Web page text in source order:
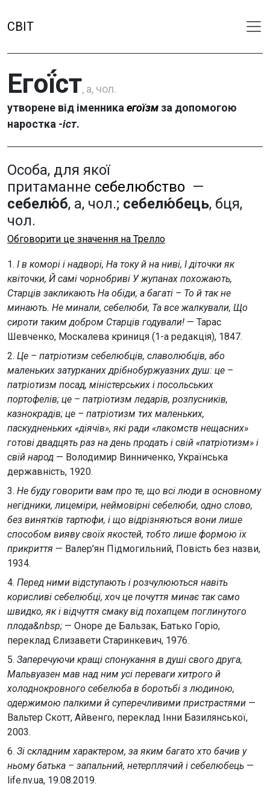
СВІТ
Егої́ст, а, чол.
утворене від іменника егоїзм за допомогою
наростка -іст.
Особа, для якої
притаманне себелюбство —
себелю́б, а, чол.; себелю́бець, бця,
чол.
Обговорити це значення на Трелло
1. І в коморі і надворі, На току й на ниві, І діточки як
квіточки, Й самі чорнобриві У жупанах похожають,
Старців закликають На обіди, а багаті – То й так не
минають. Не минали, себелюби, Та все жалкували, Що
сироти таким добром Старців годували! — Тарас
Шевченко, Москалева криниця (1-а редакція), 1847.
2. Це – патріотизм себелюбців, славолюбців, або
маленьких затурканих дрібнобуржуазних душ: це –
патріотизм посад, міністерських і посольських
портофелів; це – патріотизм ледарів, розпусників,
казнокрадів; це – патріотизм тих маленьких,
паскудненьких «діячів», які ради «лакомств нещасних»
готові двадцять раз на день продать і свій «патріотизм» і
свій народ — Володимир Винниченко, Українська
державність, 1920.
3. Не буду говорити вам про те, що всі люди в основному
негідники, лицеміри, неймовірні себелюби, одно слово,
без винятків тартюфи, і що відрізняються вони лише
способом вияву своїх якостей, тобто лише формою їх
прикриття — Валер’ян Підмогильний, Повість без назви,
1934.
4. Перед ними відступають і розчулюються навіть
корисливі себелюбці, хоч це почуття минає так само
швидко, як і відчуття смаку від похапцем поглинутого
плода&nbsp; — Оноре де Бальзак, Батько Горіо,
переклад Єлизавети Старинкевич, 1976.
5. Заперечуючи кращі спонукання в душі свого друга,
Мальвуазен мав над ним усі переваги хитрого й
холоднокровного себелюба в боротьбі з людиною,
одержимою палкими й суперечливими пристрастями —
Вальтер Скотт, Айвенго, переклад Інни Базилянської,
2003.
6. Зі складним характером, за яким багато хто бачив у
ньому батька – запальний, нетерплячий і себелюбець —
life.nv.ua, 19.08.2019.